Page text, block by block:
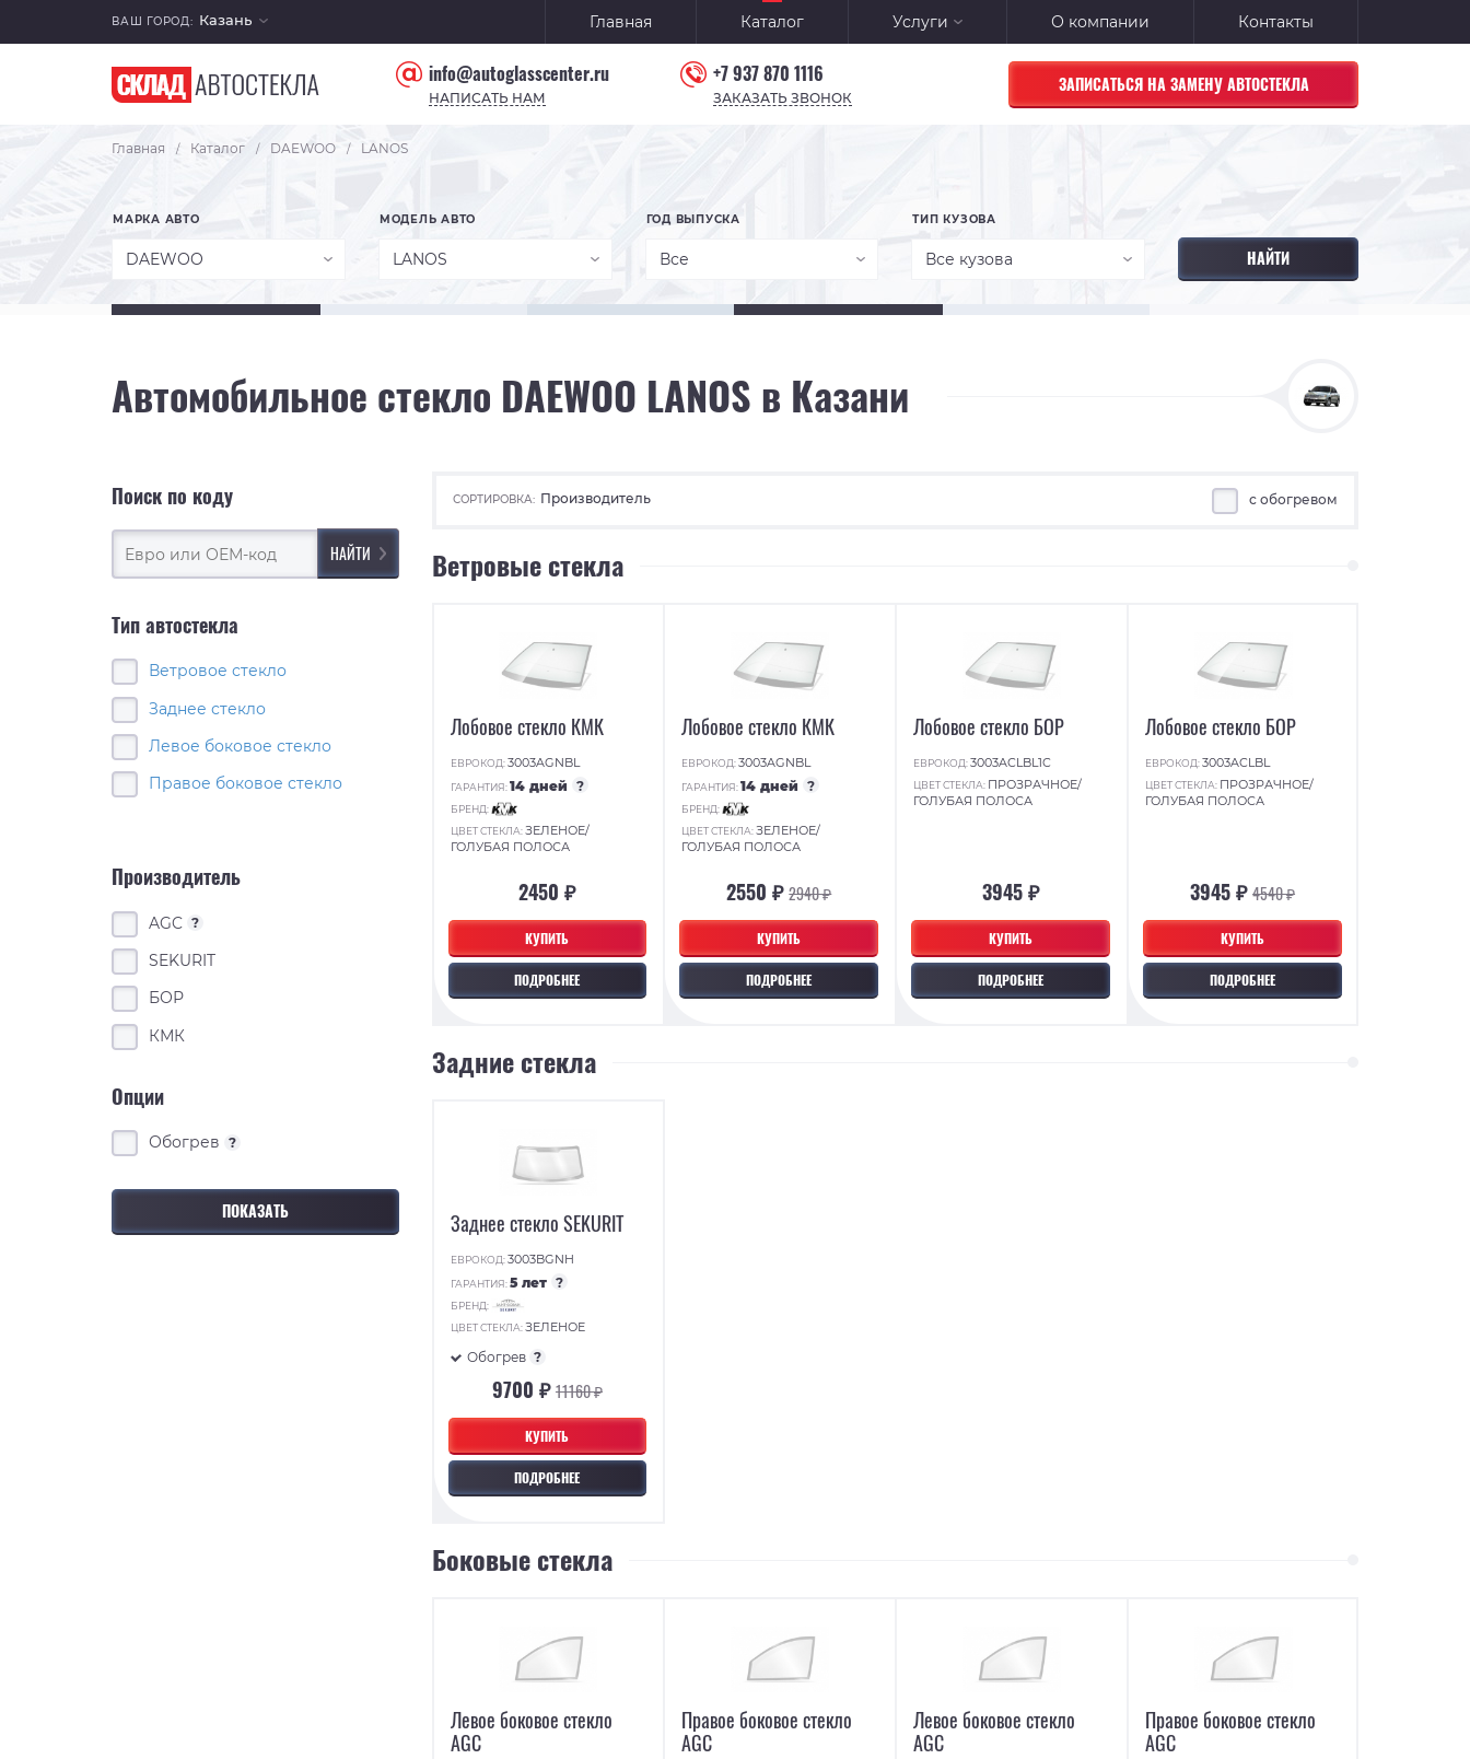
ВАШ ГОРОД: Казань Главная Каталог Услуги О компании Контакты
info@autoglasscenter.ru
НАПИСАТЬ НАМ
+7 937 870 1116
ЗАКАЗАТЬ ЗВОНОК
ЗАПИСАТЬСЯ НА ЗАМЕНУ АВТОСТЕКЛА
Главная / Каталог / DAEWOO / LANOS
МАРКА АВТО
DAEWOO
МОДЕЛЬ АВТО
LANOS
ГОД ВЫПУСКА
Все
ТИП КУЗОВА
Все кузова
Автомобильное стекло DAEWOO LANOS в Казани
Поиск по коду
Тип автостекла
Ветровое стекло
Заднее стекло
Левое боковое стекло
Правое боковое стекло
Производитель
AGC ?
SEKURIT
БОР
КМК
Опции
Обогрев ?
СОРТИРОВКА: Производитель с обогревом
Ветровые стекла
КУПИТЬ
ПОДРОБНЕЕ
Лобовое стекло КМК
ЕВРОКОД:3003AGNBL
ГАРАНТИЯ:14 дней ?
БРЕНД:
ЦВЕТ СТЕКЛА:ЗЕЛЕНОЕ/
ГОЛУБАЯ ПОЛОСА
2450 ₽
КУПИТЬ
ПОДРОБНЕЕ
Лобовое стекло КМК
ЕВРОКОД:3003AGNBL
ГАРАНТИЯ:14 дней ?
БРЕНД:
ЦВЕТ СТЕКЛА:ЗЕЛЕНОЕ/
ГОЛУБАЯ ПОЛОСА
2550 ₽2940 ₽
КУПИТЬ
ПОДРОБНЕЕ
Лобовое стекло БОР
ЕВРОКОД:3003ACLBL1C
ЦВЕТ СТЕКЛА: ПРОЗРАЧНОЕ/
ГОЛУБАЯ ПОЛОСА
3945 ₽
КУПИТЬ
ПОДРОБНЕЕ
Лобовое стекло БОР
ЕВРОКОД:3003ACLBL
ЦВЕТ СТЕКЛА: ПРОЗРАЧНОЕ/
ГОЛУБАЯ ПОЛОСА
3945 ₽4540 ₽
Задние стекла
КУПИТЬ
ПОДРОБНЕЕ
Заднее стекло SEKURIT
ЕВРОКОД:3003BGNH
ГАРАНТИЯ:5 лет ?
БРЕНД:
ЦВЕТ СТЕКЛА:ЗЕЛЕНОЕ
Обогрев ?
9700 ₽11160 ₽
Боковые стекла
Левое боковое стекло
AGC
Правое боковое стекло
AGC
Левое боковое стекло
AGC
Правое боковое стекло
AGC